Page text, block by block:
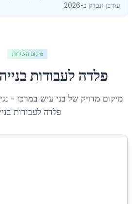
עודכן ונבדק ב-2026
מיקום השירות
פלדה לעבודות בנייה
מיקום מדויק של בני עיש במרכז -
פלדה לעבודות